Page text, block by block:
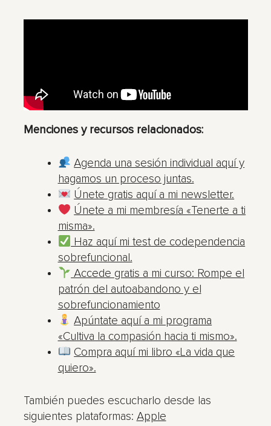
Menciones y recursos relacionados:
Agenda una sesión individual aquí y
hagamos un proceso juntas.
Únete gratis aquí a mi newsletter.
Únete a mi membresía «Tenerte a ti
misma».
Haz aquí mi test de codependencia
sobrefuncional.
Accede gratis a mi curso: Rompe el
patrón del autoabandono y el
sobrefuncionamiento
Apúntate aquí a mi programa
«Cultiva la compasión hacia ti mismo».
Compra aquí mi libro «La vida que
quiero».
También puedes escucharlo desde las
siguientes plataformas: Apple